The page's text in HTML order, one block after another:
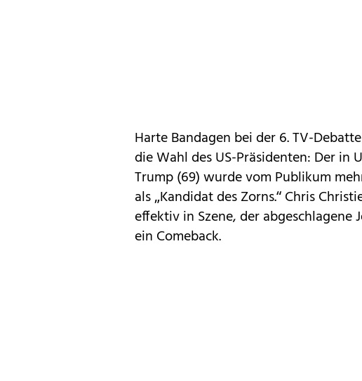
Harte Bandagen bei der 6. TV-
die Wahl des US-Präsidenten: Der
Trump (69) wurde vom Publikum
als „Kandidat des Zorns.“ Chris
effektiv in Szene, der abgeschlagene
ein Comeback.